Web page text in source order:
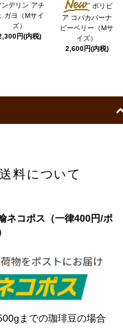
ンデリン アチ
ガヨ（Mサイ
ズ）
円(内税)
ボリビ
ア コパカバーナ
ピーベリー（Mサ
イズ）
2,600円(内税)
料について
ネコポス（一律400円/ポ
までの珈琲豆の場合